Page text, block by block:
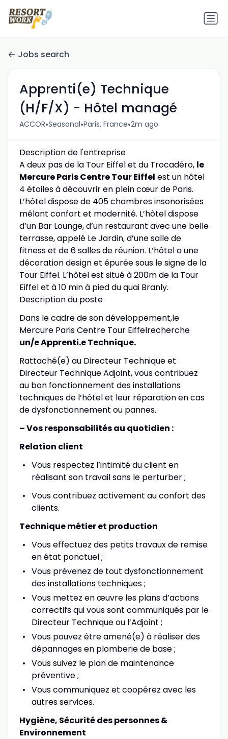
Jobs search
Apprenti(e) Technique
(H/F/X) - Hôtel managé
ACCOR•Seasonal•Paris, France•2m ago
Description de l'entreprise
A deux pas de la Tour Eiffel et du Trocadéro, le
Mercure Paris Centre Tour Eiffel est un hôtel
4 étoiles à découvrir en plein cœur de Paris.
L’hôtel dispose de 405 chambres insonorisées
mêlant confort et modernité. L’hôtel dispose
d’un Bar Lounge, d’un restaurant avec une belle
terrasse, appelé Le Jardin, d’une salle de
fitness et de 6 salles de réunion. L’hôtel a une
décoration design et épurée sous le signe de la
Tour Eiffel. L’hôtel est situé à 200m de la Tour
Eiffel et à 10 min à pied du quai Branly.
Description du poste
Dans le cadre de son développement,le
Mercure Paris Centre Tour Eiffelrecherche
un/e Apprenti.e Technique.
Rattaché(e) au Directeur Technique et
Directeur Technique Adjoint, vous contribuez
au bon fonctionnement des installations
techniques de l’hôtel et leur réparation en cas
de dysfonctionnement ou pannes.
– Vos responsabilités au quotidien :
Relation client
Vous respectez l’intimité du client en
réalisant son travail sans le perturber ;
Vous contribuez activement au confort des
clients.
Technique métier et production
Vous effectuez des petits travaux de remise
en état ponctuel ;
Vous prévenez de tout dysfonctionnement
des installations techniques ;
Vous mettez en œuvre les plans d’actions
correctifs qui vous sont communiqués par le
Directeur Technique ou l’Adjoint ;
Vous pouvez être amené(e) à réaliser des
dépannages en plomberie de base ;
Vous suivez le plan de maintenance
préventive ;
Vous communiquez et coopérez avec les
autres services.
Hygiène, Sécurité des personnes &
Environnement